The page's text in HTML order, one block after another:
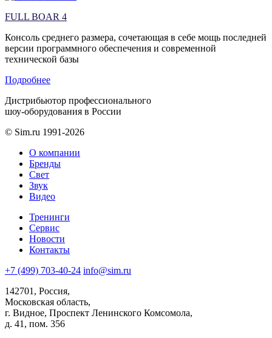
FULL BOAR 4
Консоль среднего размера, сочетающая в себе мощь последней
версии программного обеспечения и современной
технической базы
Подробнее
Дистрибьютор профессионального
шоу-оборудования в России
© Sim.ru 1991-2026
О компании
Бренды
Свет
Звук
Видео
Тренинги
Сервис
Новости
Контакты
+7 (499) 703-40-24 info@sim.ru
142701, Россия,
Московская область,
г. Видное, Проспект Ленинского Комсомола,
д. 41, пом. 356